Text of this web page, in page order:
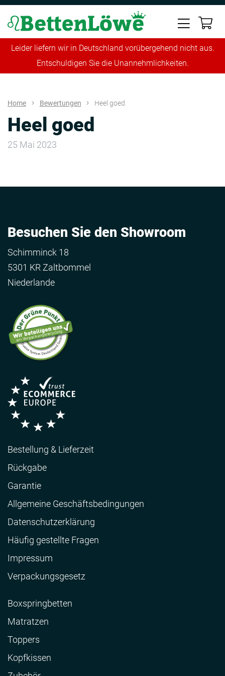
Leider liefern wir in Deutschland vorübergehend nicht aus.
Entschuldigen Sie die Unannehmlichkeiten.
Home Bewertungen Heel goed
Heel goed
25 Mai 2023
Besuchen Sie den Showroom
Schimminck 18
5301 KR Zaltbommel
Niederlande
Bestellung & Lieferzeit
Rückgabe
Garantie
Allgemeine Geschäftsbedingungen
Datenschutzerklärung
Häufig gestellte Fragen
Impressum
Verpackungsgesetz
Boxspringbetten
Matratzen
Toppers
Kopfkissen